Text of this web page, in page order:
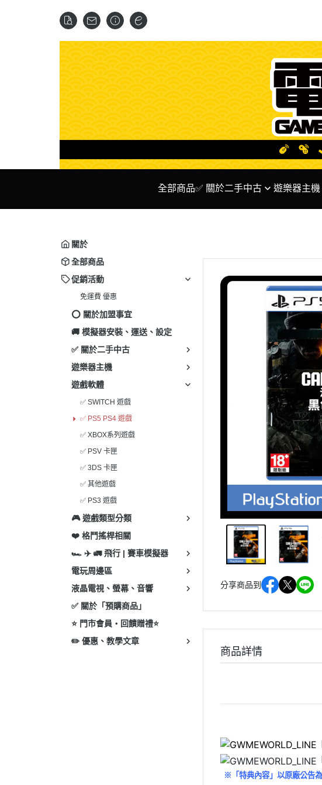
全部商品✅ 關於二手中古 遊樂器主機
✅ 3DS系列 掌機
✅ PSV系列 掌機
✅ 其他 掌機
✅ 3DS
✅ 其他
✅ PS3
關於
全部商品
促銷活動
免運費 優惠
⭕️ 關於加盟事宜
🚚 模擬器安裝、運送、設定
✅ 關於二手中古
遊樂器主機
遊戲軟體
✅ SWITCH 遊戲
✅ PS5 PS4 遊戲
✅ XBOX系列遊戲
✅ PSV 卡匣
✅ 3DS 卡匣
✅ 其他遊戲
✅ PS3 遊戲
🎮 遊戲類型分類
❤️ 格鬥搖桿相關
🏎 ✈️ 🚛 飛行 | 賽車模擬器
電玩周邊區
液晶電視、螢幕、音響
✅ 關於「預購商品」
⭐ 門市會員・回饋贈禮⭐
✏️ 優惠、教學文章
分享商品到
商品詳情
※「特典內容」以原廠公告